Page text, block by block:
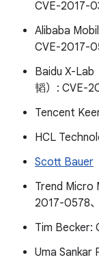
CVE-2017-
Alibaba
CVE-2017-
Baidu X-Lab
韬）: CVE-
Tencent
HCL
Scott Bauer
Trend Micro
2017-0578
Tim Becker:
Uma Sankar